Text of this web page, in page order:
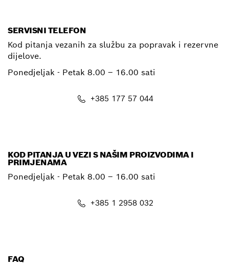
SERVISNI TELEFON
Kod pitanja vezanih za službu za popravak i rezervne
dijelove.
Ponedjeljak - Petak 8.00 – 16.00 sati
+385 177 57 044
KOD PITANJA U VEZI S NAŠIM PROIZVODIMA I
PRIMJENAMA
Ponedjeljak - Petak 8.00 – 16.00 sati
+385 1 2958 032
FAQ